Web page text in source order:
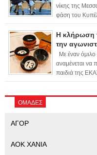
νίκης της
φάση του
Η κλήρωση
την
Με έναν
αναμένεται να
παιδιά της
ΟΜΑΔΕΣ
ΑΓΟΡ
ΑΟΚ ΧΑΝΙΑ